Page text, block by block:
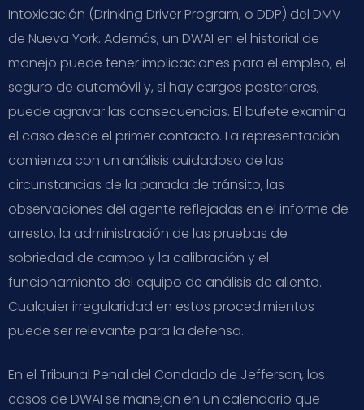
Intoxicación (Drinking Driver Program, o DDP) del DMV
de Nueva York. Además, un DWAI en el historial de
manejo puede tener implicaciones para el empleo, el
seguro de automóvil y, si hay cargos posteriores,
puede agravar las consecuencias. El bufete examina
el caso desde el primer contacto. La representación
comienza con un análisis cuidadoso de las
circunstancias de la parada de tránsito, las
observaciones del agente reflejadas en el informe de
arresto, la administración de las pruebas de
sobriedad de campo y la calibración y el
funcionamiento del equipo de análisis de aliento.
Cualquier irregularidad en estos procedimientos
puede ser relevante para la defensa.
En el Tribunal Penal del Condado de Jefferson, los
casos de DWAI se manejan en un calendario que